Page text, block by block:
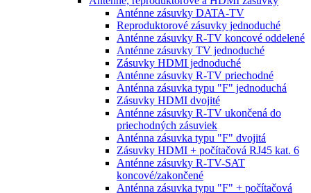
Anténne zásuvky DATA-TV
Reproduktorové zásuvky jednoduché
Anténne zásuvky R-TV koncové oddelené
Anténne zásuvky TV jednoduché
Zásuvky HDMI jednoduché
Anténne zásuvky R-TV priechodné
Anténna zásuvka typu "F" jednoduchá
Zásuvky HDMI dvojité
Anténne zásuvky R-TV ukončená do
priechodných zásuviek
Anténna zásuvka typu "F" dvojitá
Zásuvky HDMI + počítačová RJ45 kat. 6
Anténne zásuvky R-TV-SAT
koncové/zakončené
Anténna zásuvka typu "F" + počítačová